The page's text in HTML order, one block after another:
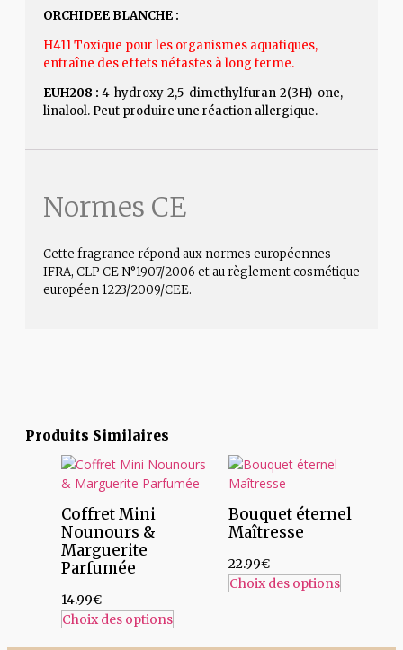
Produits Similaires
Coffret Mini
Nounours &
Marguerite
Parfumée
14.99€
Choix des options
Bouquet éternel
Maîtresse
22.99€
Choix des options
ORCHIDEE BLANCHE :
H411 Toxique pour les organismes aquatiques,
entraîne des effets néfastes à long terme.
EUH208 : 4-hydroxy-2,5-dimethylfuran-2(3H)-one,
linalool. Peut produire une réaction allergique.
Normes CE
Cette fragrance répond aux normes européennes
IFRA, CLP CE N°1907/2006 et au règlement cosmétique
européen 1223/2009/CEE.